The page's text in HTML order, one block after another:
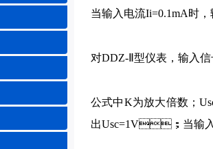
当输入电流Ii=0.1mA时
对DDZ-Ⅱ型仪表，
公式中K为放大倍数；
出Usc=1V； 当输